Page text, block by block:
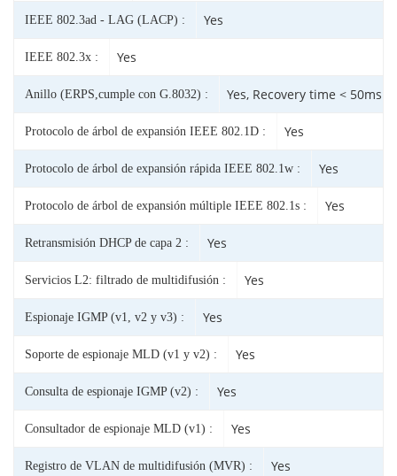
IEEE 802.3ad - LAG (LACP) : Yes
IEEE 802.3x : Yes
Anillo (ERPS,cumple con G.8032) : Yes, Recovery time < 50ms
Protocolo de árbol de expansión IEEE 802.1D : Yes
Protocolo de árbol de expansión rápida IEEE 802.1w : Yes
Protocolo de árbol de expansión múltiple IEEE 802.1s : Yes
Retransmisión DHCP de capa 2 : Yes
Servicios L2: filtrado de multidifusión : Yes
Espionaje IGMP (v1, v2 y v3) : Yes
Soporte de espionaje MLD (v1 y v2) : Yes
Consulta de espionaje IGMP (v2) : Yes
Consultador de espionaje MLD (v1) : Yes
Registro de VLAN de multidifusión (MVR) : Yes